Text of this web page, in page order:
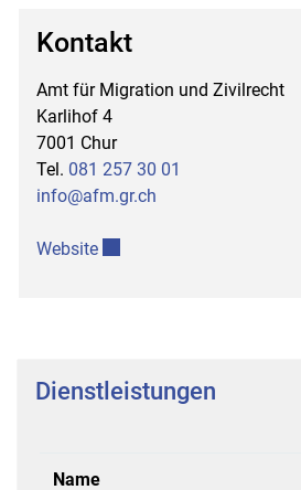
Kontakt
Amt für Migration und Zivilrecht
Karlihof 4
7001 Chur
Tel. 081 257 30 01
info@afm.gr.ch
WebsiteExterner Link wird in
Zugehörige Objekte
Dienstleistungen
Name